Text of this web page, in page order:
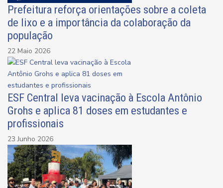
Prefeitura reforça orientações sobre a coleta
de lixo e a importância da colaboração da
população
22 Maio 2026
ESF Central leva vacinação à Escola Antônio
Grohs e aplica 81 doses em estudantes e
profissionais
23 Junho 2026